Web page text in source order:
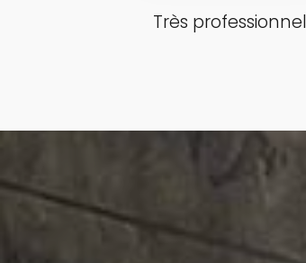
Très professionnel